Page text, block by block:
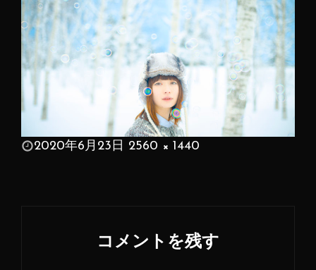
投2020年6月23日 2560 × 1440
コメントを残す